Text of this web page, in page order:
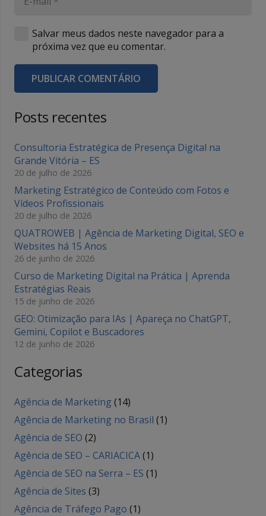
Salvar meus dados neste navegador para a
próxima vez que eu comentar.
PUBLICAR COMENTÁRIO
Posts recentes
Consultoria Estratégica de Presença Digital na
Grande Vitória – ES
20 de julho de 2026
Marketing Estratégico de Conteúdo com Fotos e
Vídeos Profissionais
20 de julho de 2026
QUATROWEB | Agência de Marketing Digital, SEO e
Websites há 15 Anos
26 de junho de 2026
Curso de Marketing Digital na Prática | Aprenda
Estratégias Reais
15 de junho de 2026
GEO: Otimização para IAs | Apareça no ChatGPT,
Gemini, Copilot e Buscadores
12 de junho de 2026
Categorias
Agência de Marketing (14)
Agência de Marketing no Brasil (1)
Agência de SEO (2)
Agência de SEO – CARIACICA(1)
Agência de SEO na Serra – ES (1)
Agência de Sites (3)
Agência de Tráfego Pago (1)